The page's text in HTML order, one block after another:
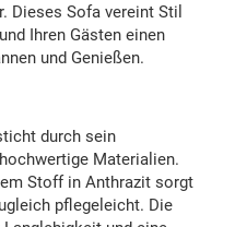
Dieses Sofa vereint Stil
Ihren Gästen einen
und Genießen.
durch sein
Materialien.
Stoff in Anthrazit sorgt
pflegeleicht. Die